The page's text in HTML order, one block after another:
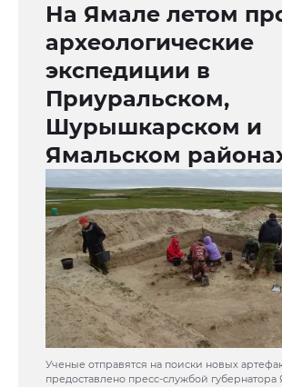
На Ямале летом
археологические
экспедиции в
Приуральском,
Шурышкарском и
Ямальском
Ученые отправятся на поиски новых
предоставлено пресс-службой